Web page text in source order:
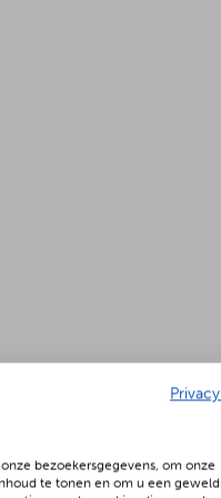
bezoekersgegevens, om onze
te tonen en om u een